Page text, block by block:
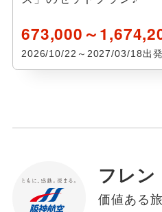
673,000～
2026/10/22～2027/03/18出発
フレン
価値ある